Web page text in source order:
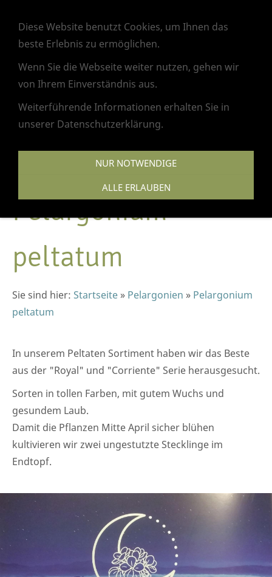
Pelargonium
peltatum
Sie sind hier: Startseite » Pelargonien » Pelargonium
peltatum
In unserem Peltaten Sortiment haben wir das Beste
aus der "Royal" und "Corriente" Serie herausgesucht.
Sorten in tollen Farben, mit gutem Wuchs und
gesundem Laub.
Damit die Pflanzen Mitte April sicher blühen
kultivieren wir zwei ungestutzte Stecklinge im
Endtopf.
Diese Website benutzt Cookies, um Ihnen das
beste Erlebnis zu ermöglichen.
Wenn Sie die Webseite weiter nutzen, gehen wir
von Ihrem Einverständnis aus.
Weiterführende Informationen erhalten Sie in
unserer Datenschutzerklärung.
NUR NOTWENDIGE
ALLE ERLAUBEN